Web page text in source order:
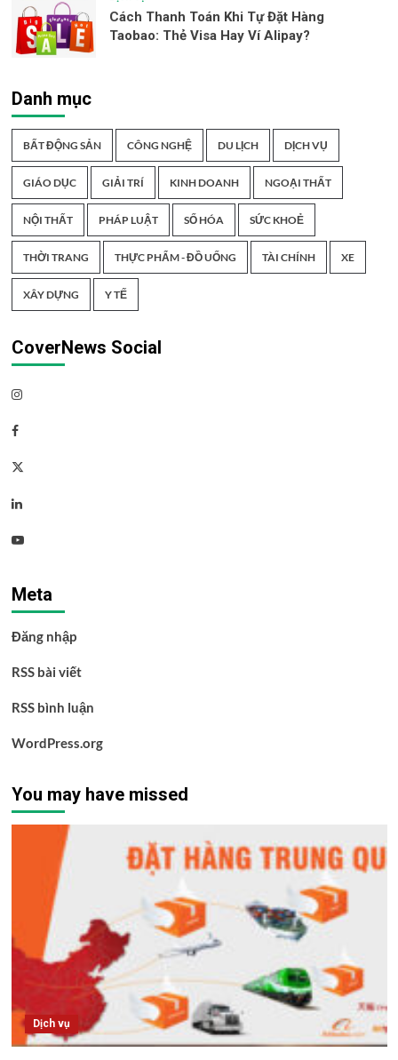
Cách Thanh Toán Khi Tự Đặt Hàng
Taobao: Thẻ Visa Hay Ví Alipay?
Danh mục
BẤT ĐỘNG SẢN CÔNG NGHỆ DU LỊCH DỊCH VỤ
GIÁO DỤC GIẢI TRÍ KINH DOANH NGOẠI THẤT
NỘI THẤT PHÁP LUẬT SỐ HÓA SỨC KHOẺ
THỜI TRANG THỰC PHẨM - ĐỒ UỐNG TÀI CHÍNH XE
XÂY DỰNG Y TẾ
CoverNews Social
Instagram
Facebook
Twitter
Linkedin
Youtube
Meta
Đăng nhập
RSS bài viết
RSS bình luận
WordPress.org
You may have missed
Dịch vụ